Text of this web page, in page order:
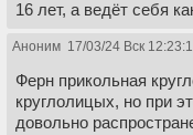
16 лет, а ведёт себя
Аноним 17/03/24 Вск
Ферн прикольная
круглолицых, но при
довольно